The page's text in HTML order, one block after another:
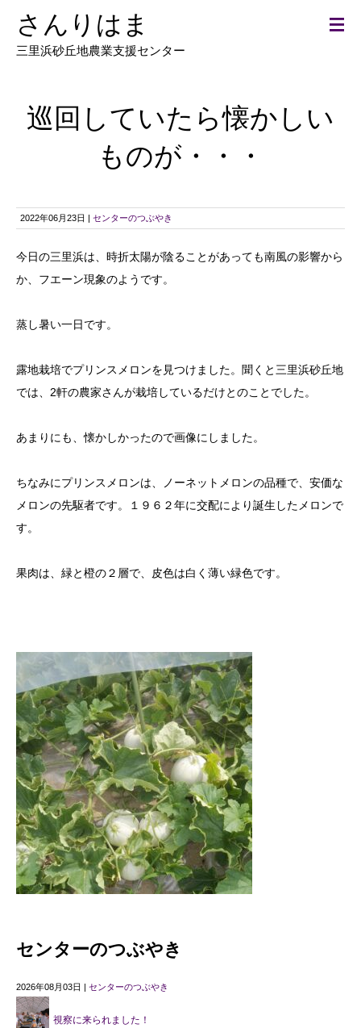
さんりはま
三里浜砂丘地農業支援センター
巡回していたら懐かしい
ものが・・・
2022年06月23日 | センターのつぶやき
今日の三里浜は、時折太陽が陰ることがあっても南風の影響から
か、フエーン現象のようです。
蒸し暑い一日です。
露地栽培でプリンスメロンを見つけました。聞くと三里浜砂丘地
では、2軒の農家さんが栽培しているだけとのことでした。
あまりにも、懐かしかったので画像にしました。
ちなみにプリンスメロンは、ノーネットメロンの品種で、安価な
メロンの先駆者です。１９６２年に交配により誕生したメロンで
す。
果肉は、緑と橙の２層で、皮色は白く薄い緑色です。
センターのつぶやき
2026年08月03日 | センターのつぶやき
視察に来られました！